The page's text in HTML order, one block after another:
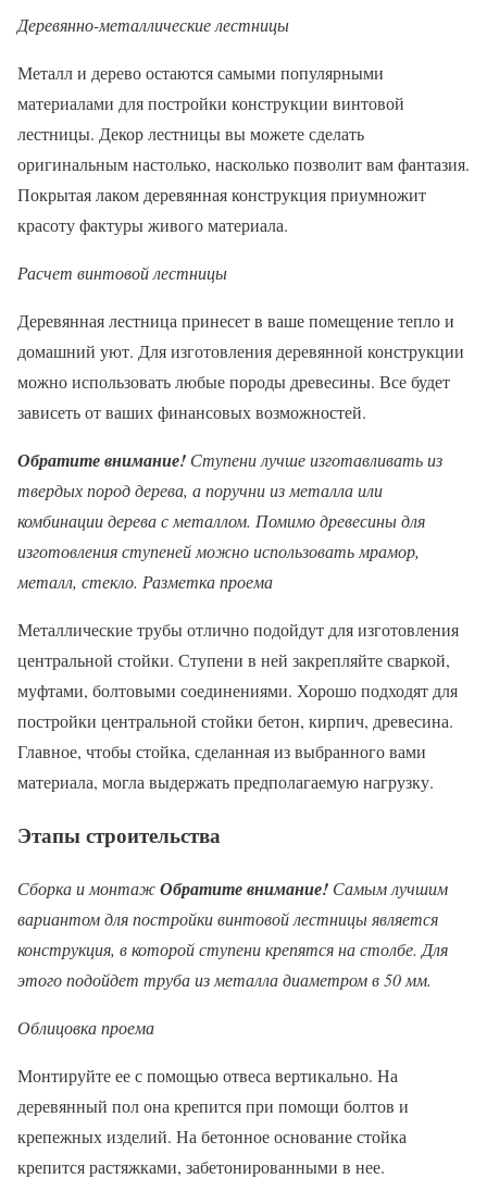
Деревянно-металлические лестницы
Металл и дерево остаются самыми популярными
материалами для постройки конструкции винтовой
лестницы. Декор лестницы вы можете сделать
оригинальным настолько, насколько позволит вам фантазия.
Покрытая лаком деревянная конструкция приумножит
красоту фактуры живого материала.
Расчет винтовой лестницы
Деревянная лестница принесет в ваше помещение тепло и
домашний уют. Для изготовления деревянной конструкции
можно использовать любые породы древесины. Все будет
зависеть от ваших финансовых возможностей.
Обратите внимание! Ступени лучше изготавливать из
твердых пород дерева, а поручни из металла или
комбинации дерева с металлом. Помимо древесины для
изготовления ступеней можно использовать мрамор,
металл, стекло. Разметка проема
Металлические трубы отлично подойдут для изготовления
центральной стойки. Ступени в ней закрепляйте сваркой,
муфтами, болтовыми соединениями. Хорошо подходят для
постройки центральной стойки бетон, кирпич, древесина.
Главное, чтобы стойка, сделанная из выбранного вами
материала, могла выдержать предполагаемую нагрузку.
Этапы строительства
Сборка и монтажОбратите внимание! Самым лучшим
вариантом для постройки винтовой лестницы является
конструкция, в которой ступени крепятся на столбе. Для
этого подойдет труба из металла диаметром в 50 мм.
Облицовка проема
Монтируйте ее с помощью отвеса вертикально. На
деревянный пол она крепится при помощи болтов и
крепежных изделий. На бетонное основание стойка
крепится растяжками, забетонированными в нее.